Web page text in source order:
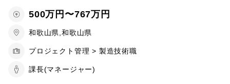
500万円〜767万円
和歌山県,和歌山県
プロジェクト管理 > 製造技術職
課長(マネージャー)